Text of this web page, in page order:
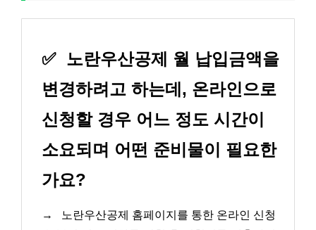
✅ 노란우산공제 월 납입금액을
변경하려고 하는데, 온라인으로
신청할 경우 어느 정도 시간이
소요되며 어떤 준비물이 필요한
가요?
→
노란우산공제 홈페이지를 통한 온라인 신청